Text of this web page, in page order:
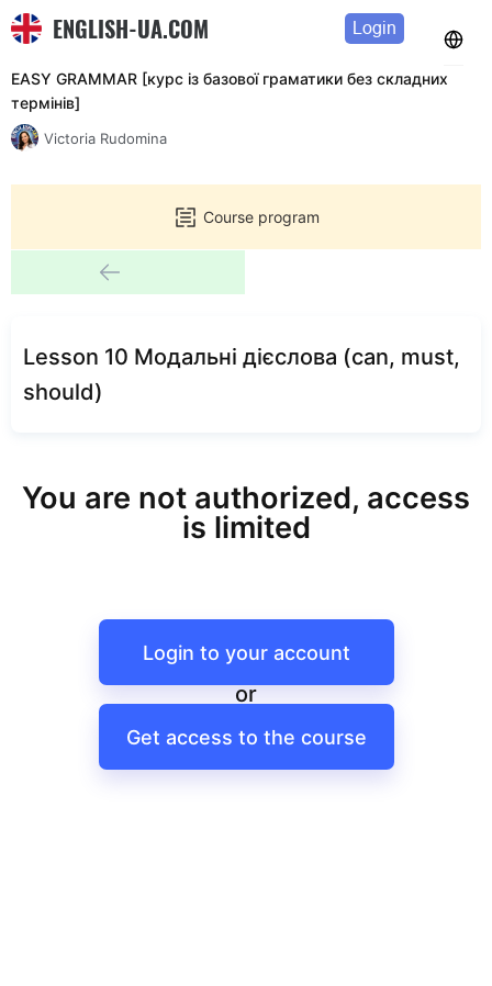
ENGLISH-UA.COM Login
EASY GRAMMAR [курс із базової граматики без складних
термінів]
Victoria Rudomina
Course program
Lesson 10 Модальні дієслова (can, must,
should)
You are not authorized, access
is limited
Login to your account
or
Get access to the course